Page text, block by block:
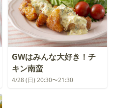
GWはみんな大好き！チ
キン南蛮
4/28 (日) 20:30〜21:30